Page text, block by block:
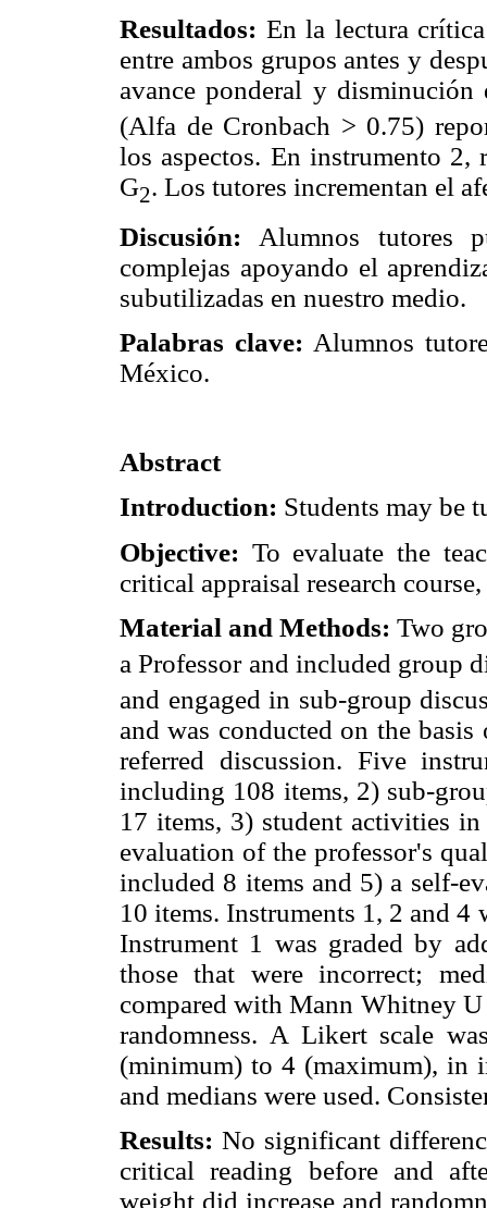
Resultados: En la lectura
entre ambos grupos antes y
avance ponderal y disminución
(Alfa de Cronbach > 0.75)
los aspectos. En instrumento
G2. Los tutores incrementan el
Discusión: Alumnos tutores
complejas apoyando el
subutilizadas en nuestro medio.
Palabras clave: Alumnos
México.
Abstract
Introduction: Students may be
Objective: To evaluate the
critical appraisal research
Material and Methods: Two
a Professor and included group
and engaged in sub-group
and was conducted on the
referred discussion. Five
including 108 items, 2) sub-
17 items, 3) student activities
evaluation of the professor's
included 8 items and 5) a self-
10 items. Instruments 1, 2 and 4
Instrument 1 was graded by
those that were incorrect;
compared with Mann Whitney
randomness. A Likert scale
(minimum) to 4 (maximum), in
and medians were used.
Results: No significant
critical reading before and
weight did increase and